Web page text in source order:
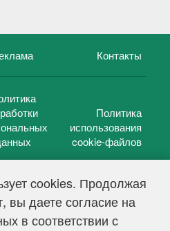
cookies. Продолжая
вы даете согласие на
в соответствии с
Контакты
Политика
использования
cookie-файлов
— 2026 г.
СМИ Эл № ФС 77-39848, выдано